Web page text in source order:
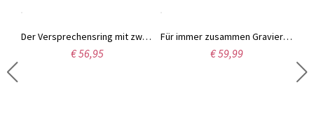
Der Versprechensring mit zwei Herz Geburtssteine und Gravur in Silber
€ 56,95
Für immer zusammen Gravierter Geburtsstein Halskette
€ 59,99